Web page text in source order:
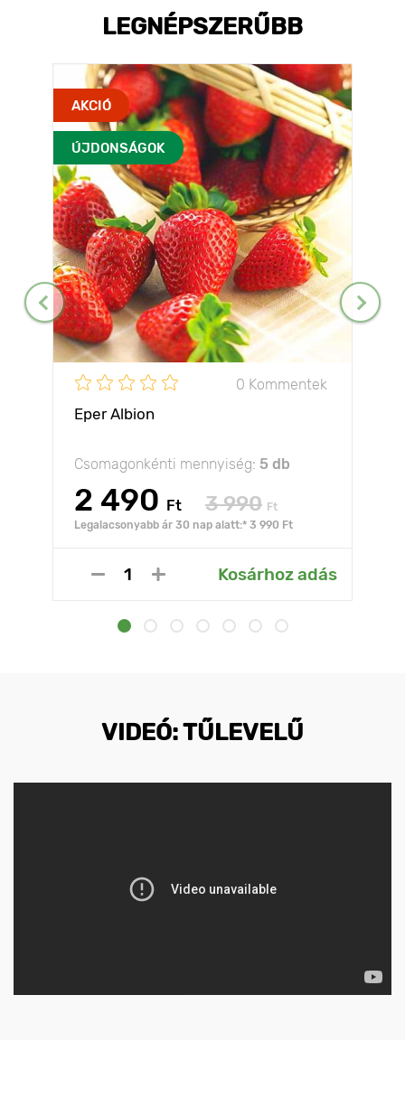
LEGNÉPSZERŰBB
AKCIÓ
ÚJDONSÁGOK
0 Kommentek
Eper Albion
Csomagonkénti mennyiség: 5 db
2 490 Ft 3 990 Ft
Legalacsonyabb ár 30 nap alatt:* 3 990 Ft
Kosárhoz adás
VIDEÓ: TŰLEVELŰ